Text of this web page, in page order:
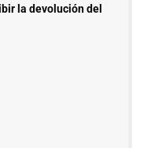
la devolución del